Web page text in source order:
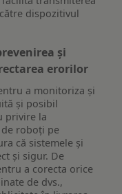
dispozitivul
și
erorilor
a monitoriza și
și posibil
privire la
roboți pe
că sistemele și
și sigur. De
a corecta orice
de dvs.,